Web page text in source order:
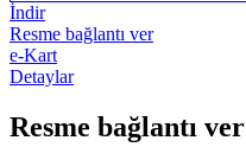
İndir
Resme bağlantı ver
e-Kart
Detaylar
Resme bağlantı ver